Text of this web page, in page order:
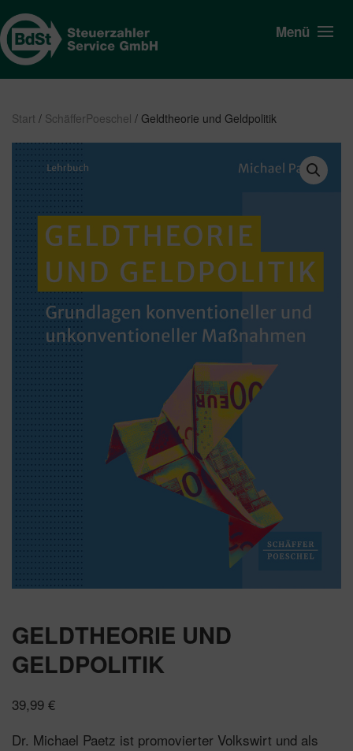
Menü
Start / SchäfferPoeschel / Geldtheorie und Geldpolitik
GELDTHEORIE UND
GELDPOLITIK
39,99 €
Dr. Michael Paetz ist promovierter Volkswirt und als